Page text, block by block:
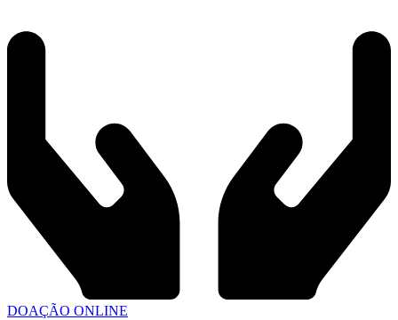
DOAÇÃO ONLINE